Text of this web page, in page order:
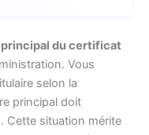
du certificat
Vous
selon la
principal doit
Cette situation mérite